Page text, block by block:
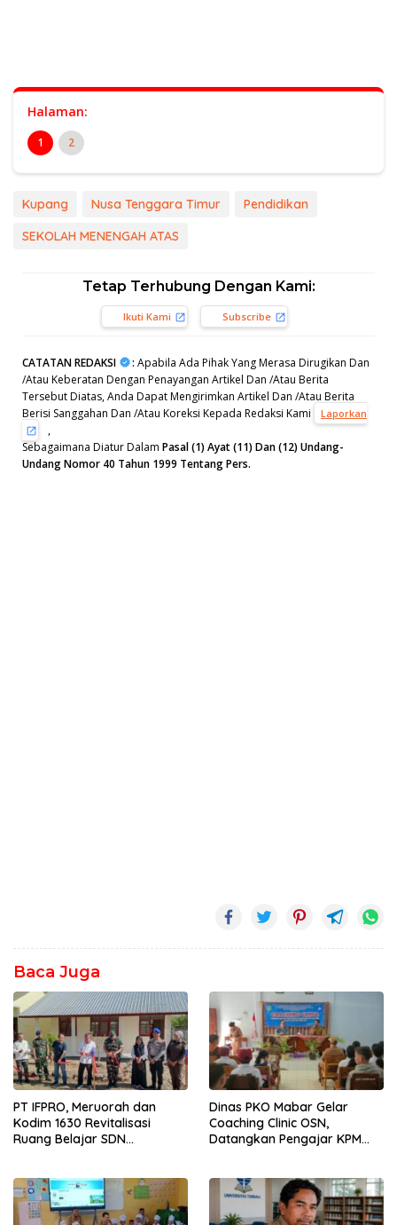
Halaman:
1 2
Kupang Nusa Tenggara Timur
Pendidikan
SEKOLAH MENENGAH ATAS
Tetap Terhubung Dengan Kami:
Ikuti Kami Subscribe
CATATAN REDAKSI : Apabila Ada Pihak Yang Merasa Dirugikan Dan
/Atau Keberatan Dengan Penayangan Artikel Dan /Atau Berita
Tersebut Diatas, Anda Dapat Mengirimkan Artikel Dan /Atau Berita
Berisi Sanggahan Dan /Atau Koreksi Kepada Redaksi Kami
Laporkan
,
Sebagaimana Diatur Dalam Pasal (1) Ayat (11) Dan (12) Undang-
Undang Nomor 40 Tahun 1999 Tentang Pers.
Baca Juga
PT IFPRO, Meruorah dan
Kodim 1630 Revitalisasi
Ruang Belajar SDN
Dinas PKO Mabar Gelar
Coaching Clinic OSN,
Datangkan Pengajar KPM
Provinsi